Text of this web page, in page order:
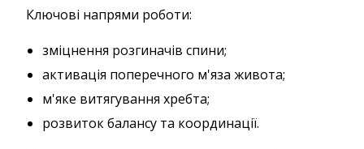
Ключові напрями роботи:
зміцнення розгиначів спини;
активація поперечного м'яза живота;
м'яке витягування хребта;
розвиток балансу та координації.